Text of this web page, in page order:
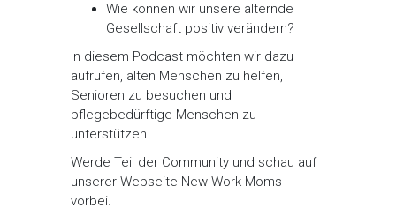
Wie können wir unsere alternde
Gesellschaft positiv verändern?
In diesem Podcast möchten wir dazu
aufrufen, alten Menschen zu helfen,
Senioren zu besuchen und
pflegebedürftige Menschen zu
unterstützen.
Werde Teil der Community und schau auf
unserer Webseite New Work Moms
vorbei.